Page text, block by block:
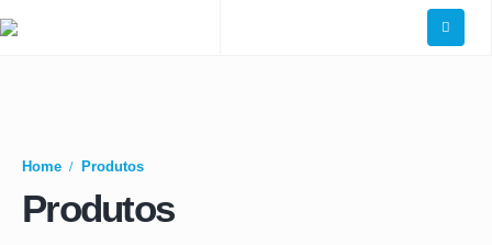
Home Produtos
Produtos